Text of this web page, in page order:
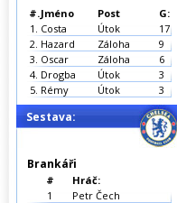
#.Jméno Post
G:
1. Costa Útok
17
2. Hazard Záloha
9
3. Oscar Záloha
6
4. Drogba Útok
3
5. Rémy Útok 3
Sestava:
Brankáři
#
Hráč:
1
Petr Čech